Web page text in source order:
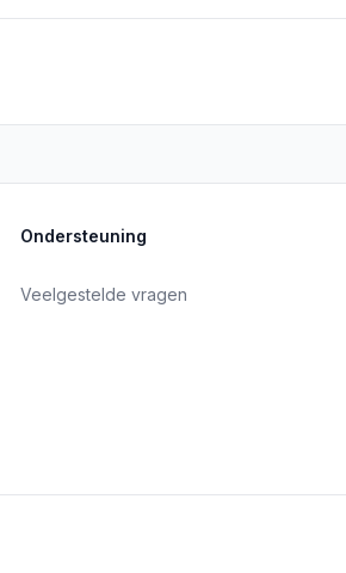
Ondersteuning
Veelgestelde vragen